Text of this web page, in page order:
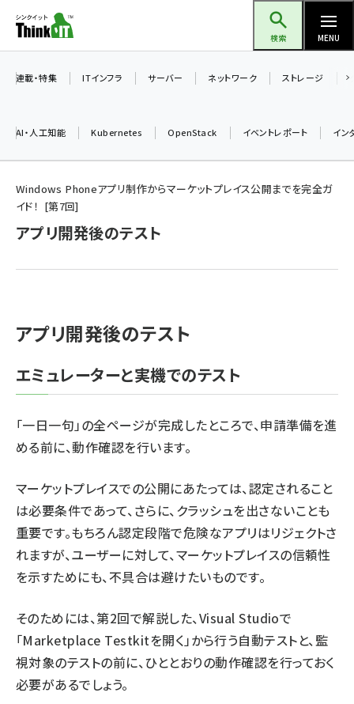
ン
ツ
検索 MENU
加藤銘のチーム貢献～仲間と築いた勝利の絆～ (2287)
iot女子会 (2243)
北海道をのんびり旅する晴山佳須夫のヒント集！ (2000)
genai (1464)
abc123 (1334)
連載・特集 ITインフラ サーバー ネットワーク ストレージ
AI・人工知能 Kubernetes OpenStack イベントレポート イン
Windows Phoneアプリ制作からマーケットプレイス公開までを完全ガ
イド！
第7回
アプリ開発後のテスト
アプリ開発後のテスト
エミュレーターと実機でのテスト
「一日一句」の全ページが完成したところで、申請準備を進
める前に、動作確認を行います。
マーケットプレイスでの公開にあたっては、認定されること
は必要条件であって、さらに、クラッシュを出さないことも
重要です。もちろん認定段階で危険なアプリはリジェクトさ
れますが、ユーザーに対して、マーケットプレイスの信頼性
を示すためにも、不具合は避けたいものです。
そのためには、第2回で解説した、Visual Studioで
「Marketplace Testkitを開く」から行う自動テストと、監
視対象のテストの前に、ひととおりの動作確認を行っておく
必要があるでしょう。